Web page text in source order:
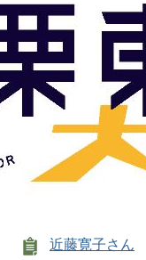
近藤寛子さん